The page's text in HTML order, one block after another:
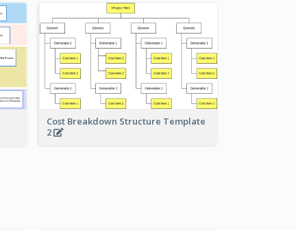
Cost Breakdown Structure Template
2